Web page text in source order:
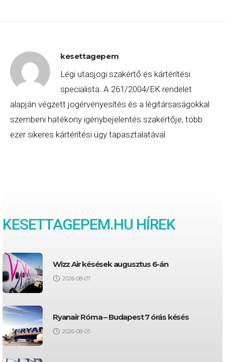
kesettagepem
Légi utasjogi szakértő és kártérítési
specialista. A 261/2004/EK rendelet
alapján végzett jogérvényesítés és a légitársaságokkal
szembeni hatékony igénybejelentés szakértője, több
ezer sikeres kártérítési ügy tapasztalatával.
KESETTAGEPEM.HU HÍREK
Wizz Air késések augusztus 6-án
2026-08-07
Ryanair Róma – Budapest 7 órás késés
2026-08-05